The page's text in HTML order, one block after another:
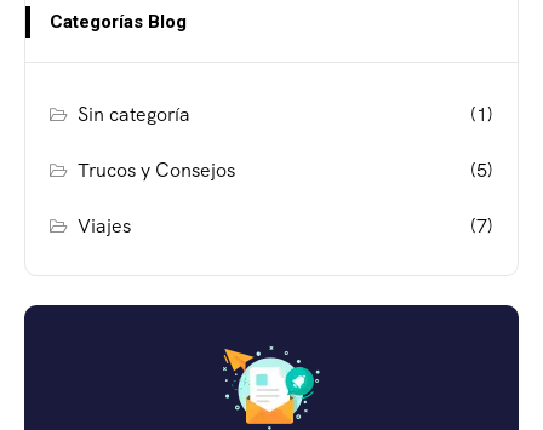
Categorías Blog
Sin categoría (1)
Trucos y Consejos (5)
Viajes (7)